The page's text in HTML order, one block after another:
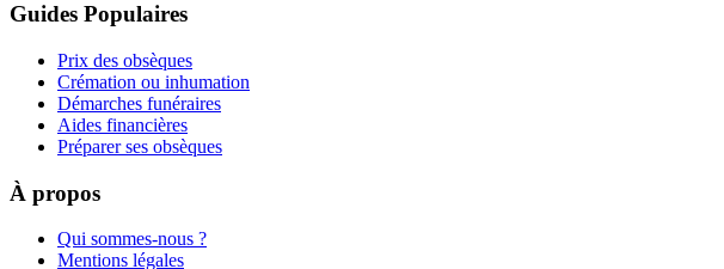
Guides Populaires
Prix des obsèques
Crémation ou inhumation
Démarches funéraires
Aides financières
Préparer ses obsèques
À propos
Qui sommes-nous ?
Mentions légales